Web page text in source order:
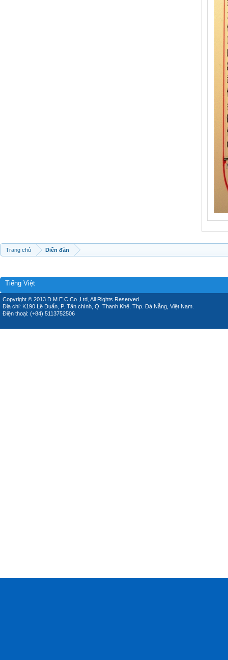
Trang chủ Diễn đàn
Tiếng Việt
Copyright © 2013 D.M.E.C Co.,Ltd, All Rights Reserved.
Địa chỉ: K190 Lê Duẩn, P. Tân chính, Q. Thanh Khê, Thp. Đà Nẵng, Việt Nam.
Điện thoại: (+84) 5113752506